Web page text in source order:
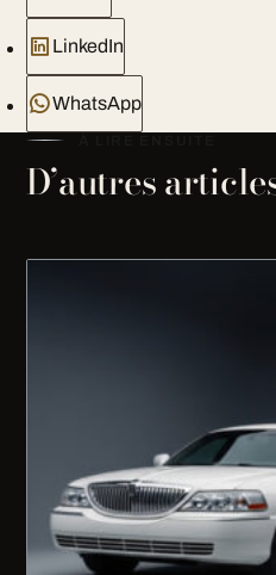
LinkedIn
WhatsApp
D’autres